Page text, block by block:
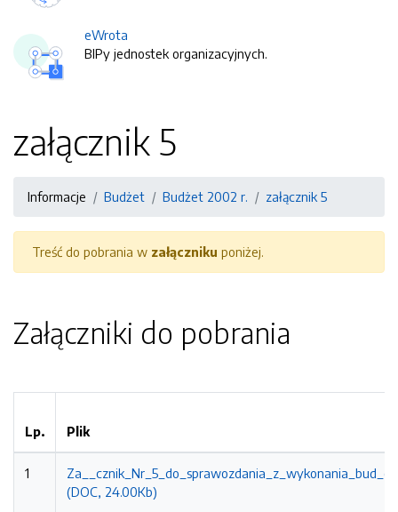
eWrota
BIPy jednostek organizacyjnych.
załącznik 5
Informacje Budżet Budżet 2002 r. załącznik 5
Treść do pobrania w załączniku poniżej.
Załączniki do pobrania
Lp. Plik
1
(DOC, 24.00Kb)